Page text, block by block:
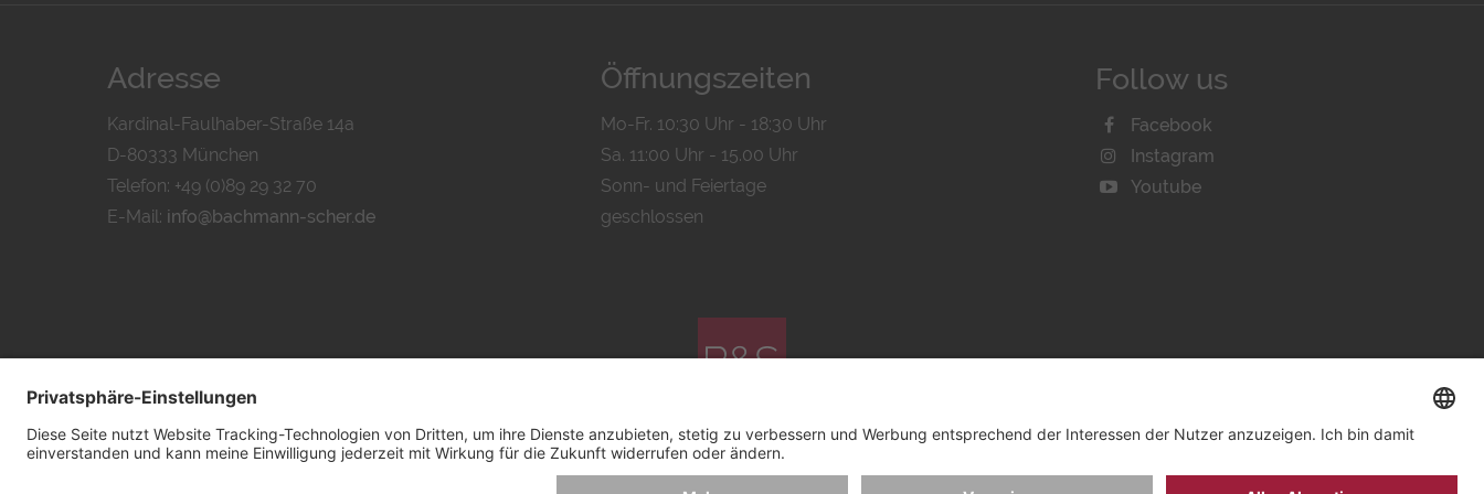
Adresse
Kardinal-Faulhaber-Straße 14a
D-80333 München
Telefon: +49 (0)89 29 32 70
E-Mail: info@bachmann-scher.de
Öffnungszeiten
Mo-Fr. 10:30 Uhr - 18:30 Uhr
Sa. 11:00 Uhr - 15.00 Uhr
Sonn- und Feiertage
geschlossen
Follow us
Facebook
Instagram
Youtube
© 2026 by Bachmann & Scher GmbH / Watchandco GmbH